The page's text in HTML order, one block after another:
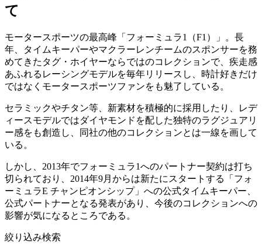
て
モータースポーツの最高峰「フォーミュラ1（F1）」。長
年、タイムキーパーやマクラーレンチームのスポンサーを務
めてきたタグ・ホイヤーならではのコレクションで、疾走感
あふれるレーシングモデルを毎年リリースし、時計好きだけ
ではなくモータースポーツファンをも魅了している。
セラミックやチタン等、新素材を積極的に採用したり、レデ
ィースモデルではダイヤモンドを配した独特のラグジュアリ
ー感をも創造し、同社の他のコレクションとは一線を画して
いる。
しかし、2013年でフォーミュラ1へのパートナー契約は打ち
切られており、2014年9月からは新たにスタートする「フォ
ーミュラE チャンピオンシップ」への公式タイムキーパー、
公式パートナーとなる発表があり、今後のコレクションへの
影響が気になるところである。
絞り込み検索